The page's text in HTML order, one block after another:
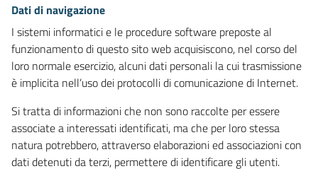
Dati di navigazione
I sistemi informatici e le procedure software preposte al
funzionamento di questo sito web acquisiscono, nel corso del
loro normale esercizio, alcuni dati personali la cui trasmissione
è implicita nell’uso dei protocolli di comunicazione di Internet.
Si tratta di informazioni che non sono raccolte per essere
associate a interessati identificati, ma che per loro stessa
natura potrebbero, attraverso elaborazioni ed associazioni con
dati detenuti da terzi, permettere di identificare gli utenti.